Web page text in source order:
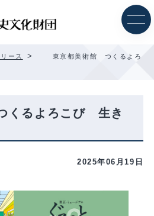
ース >
東京都美術館 つくるよろ
くるよろこび 生き
2025年06月19日